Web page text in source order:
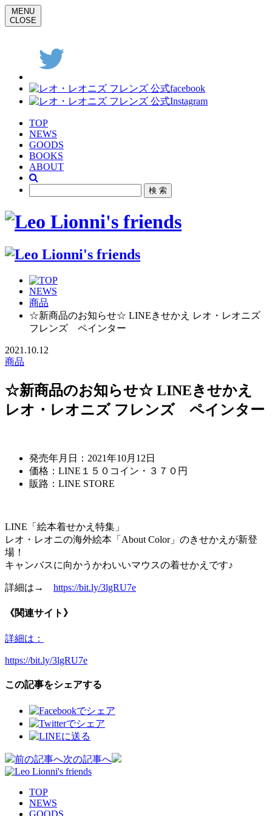
MENU
CLOSE
TOP
NEWS
GOODS
BOOKS
ABOUT
NEWS
商品
☆新商品のお知らせ☆ LINEきせかえ レオ・レオニズ
フレンズ ペインター
2021.10.12
商品
☆新商品のお知らせ☆ LINEきせかえ
レオ・レオニズ フレンズ ペインター
発売年月日：2021年10月12日
価格：LINE１５０コイン・３７０円
販路：LINE STORE
LINE「絵本着せかえ特集」
レオ・レオニの海外絵本「About Color」のきせかえが新登
場！
キャンバスに向かうかわいいマウスの着せかえです♪
詳細は→ https://bit.ly/3lgRU7e
《関連サイト》
詳細は：
https://bit.ly/3lgRU7e
この記事をシェアする
投
稿
前の記事へ次の記事へ
TOP
NEWS
GOODS